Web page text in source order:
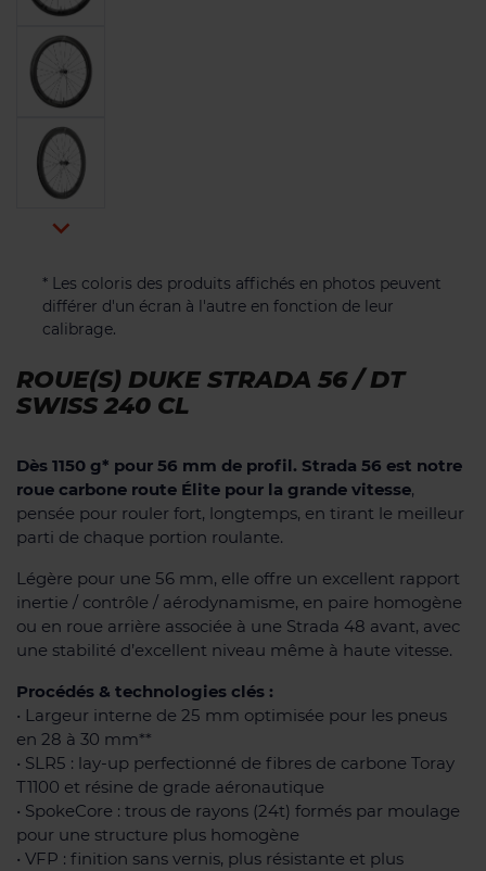

* Les coloris des produits affichés en photos peuvent
différer d'un écran à l'autre en fonction de leur
calibrage.
ROUE(S) DUKE STRADA 56 / DT
SWISS 240 CL
Dès 1150 g* pour 56 mm de profil. Strada 56 est notre
roue carbone route Élite pour la grande vitesse,
pensée pour rouler fort, longtemps, en tirant le meilleur
parti de chaque portion roulante.
Légère pour une 56 mm, elle offre un excellent rapport
inertie / contrôle / aérodynamisme, en paire homogène
ou en roue arrière associée à une Strada 48 avant, avec
une stabilité d’excellent niveau même à haute vitesse.
Procédés & technologies clés :
• Largeur interne de 25 mm optimisée pour les pneus
en 28 à 30 mm**
• SLR5 : lay-up perfectionné de fibres de carbone Toray
T1100 et résine de grade aéronautique
• SpokeCore : trous de rayons (24t) formés par moulage
pour une structure plus homogène
• VFP : finition sans vernis, plus résistante et plus